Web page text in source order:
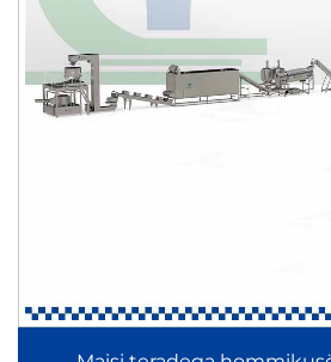
Tervikliku töövoogu tõhusus
Iga tootmisliin on loodud õmmeldud
alates toorainete sissetoomisest kuni
Niknaks tootmisliin ja TVP-